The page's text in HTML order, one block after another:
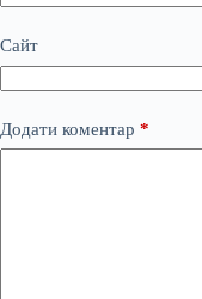
Сайт
Додати коментар *